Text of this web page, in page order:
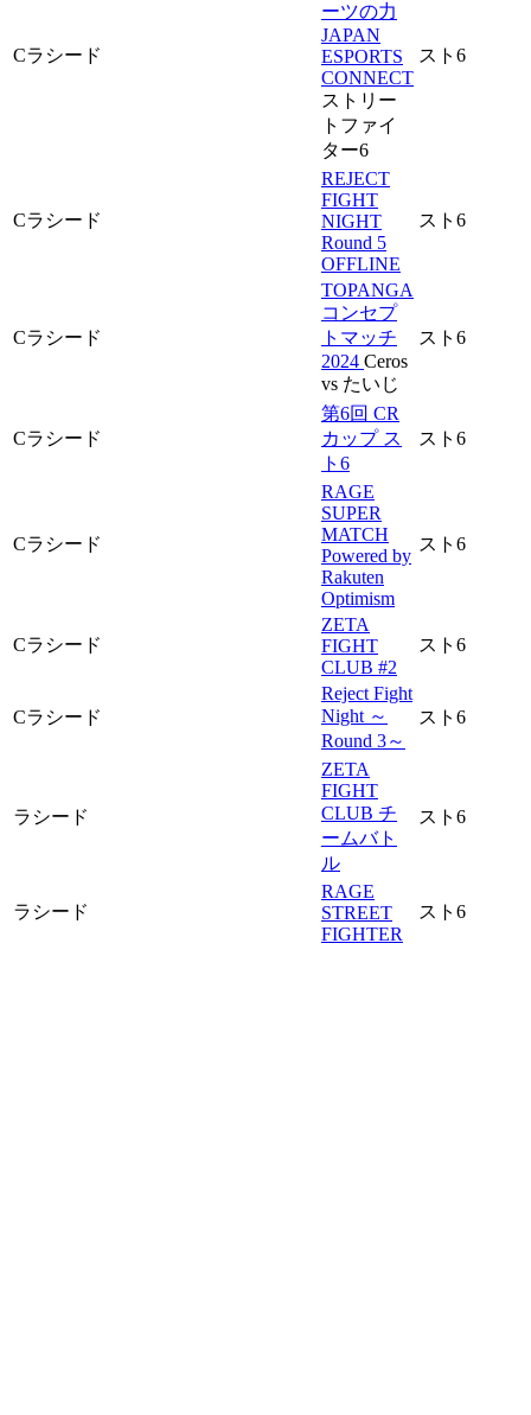
Cラシード
ーツの力
JAPAN
ESPORTS
CONNECT
ストリー
トファイ
ター6
スト6
Cラシード
REJECT
FIGHT
NIGHT
Round 5
OFFLINE
スト6
Cラシード
TOPANGA
コンセプ
トマッチ
2024 Ceros
vs たいじ
スト6
Cラシード
第6回 CR
カップ ス
ト6
スト6
Cラシード
RAGE
SUPER
MATCH
Powered by
Rakuten
Optimism
スト6
Cラシード
ZETA
FIGHT
CLUB #2
スト6
Cラシード
Reject Fight
Night ～
Round 3～
スト6
ラシード
ZETA
FIGHT
CLUB チ
ームバト
ル
スト6
ラシード
RAGE
STREET
FIGHTER
スト6